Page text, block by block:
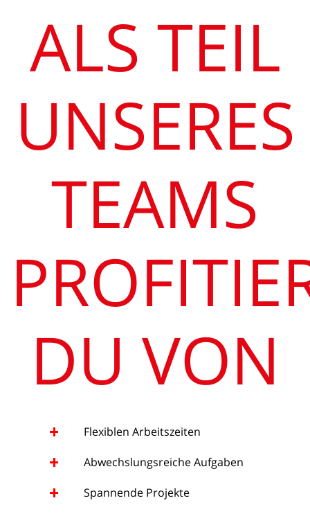
ALS TEIL
UNSERES
TEAMS
DU VON
Flexiblen Arbeitszeiten
Abwechslungsreiche Aufgaben
Spannende Projekte